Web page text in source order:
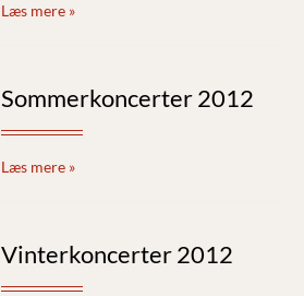
Læs mere »
Sommerkoncerter 2012
Læs mere »
Vinterkoncerter 2012